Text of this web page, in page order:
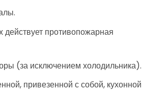
действует противопожарная
(за исключением холодильника).
привезенной с собой, кухонной